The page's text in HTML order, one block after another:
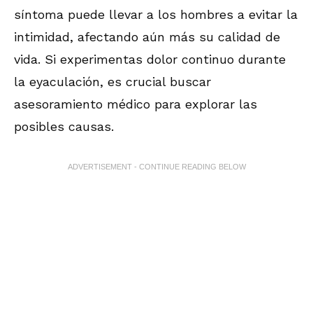
síntoma puede llevar a los hombres a evitar la
intimidad, afectando aún más su calidad de
vida. Si experimentas dolor continuo durante
la eyaculación, es crucial buscar
asesoramiento médico para explorar las
posibles causas.
ADVERTISEMENT - CONTINUE READING BELOW